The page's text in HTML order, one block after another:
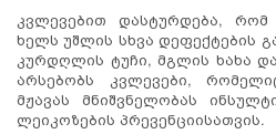
კვლევებით დასტურდება,
ხელს უშლის სხვა დეფექტების
კურდღლის ტუჩი, მგლის ხახა
არსებობს კვლევები,
მჟავას მნიშვნელობას
ლეიკოზების პრევენციისათვის.